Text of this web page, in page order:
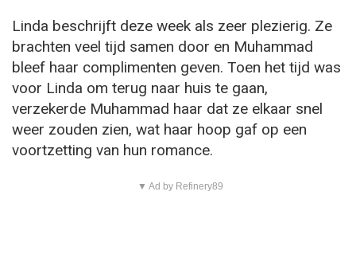
Linda beschrijft deze week als zeer plezierig. Ze
brachten veel tijd samen door en Muhammad
bleef haar complimenten geven. Toen het tijd was
voor Linda om terug naar huis te gaan,
verzekerde Muhammad haar dat ze elkaar snel
weer zouden zien, wat haar hoop gaf op een
voortzetting van hun romance.
▼ Ad by Refinery89